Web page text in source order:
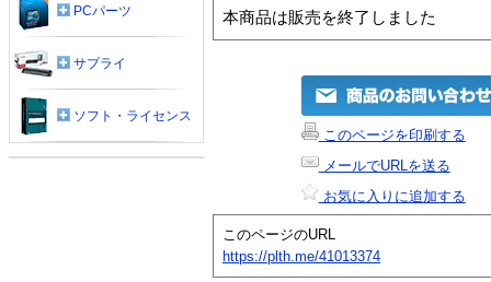
本商品は販売を終了しました
このページを印刷する
メールでURLを送る
お気に入りに追加する
このページのURL
https://plth.me/41013374
PCパーツ
サプライ
ソフト・ライセンス